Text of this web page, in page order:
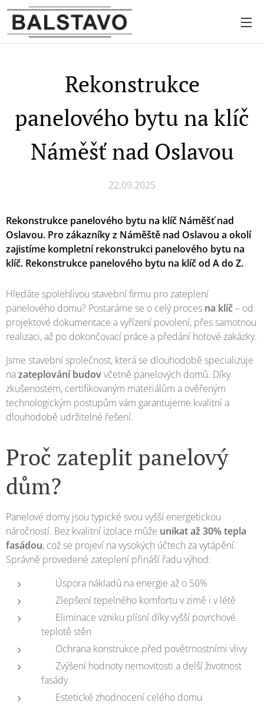
Rekonstrukce
panelového bytu na klíč
Náměšť nad Oslavou
22.09.2025
Rekonstrukce panelového bytu na klíč Náměšť nad
Oslavou. Pro zákazníky z Náměště nad Oslavou a okolí
zajistíme kompletní rekonstrukci panelového bytu na
klíč. Rekonstrukce panelového bytu na klíč od A do Z.
Hledáte spolehlivou stavební firmu pro zateplení
panelového domu? Postaráme se o celý proces na klíč– od
projektové dokumentace a vyřízení povolení, přes samotnou
realizaci, až po dokončovací práce a předání hotové zakázky.
Jsme stavební společnost, která se dlouhodobě specializuje
nazateplování budovvčetně panelových domů. Díky
zkušenostem, certifikovaným materiálům a ověřeným
technologickým postupům vám garantujeme kvalitní a
dlouhodobě udržitelné řešení.
Proč zateplit panelový
dům?
Panelové domy jsou typické svou vyšší energetickou
náročností. Bez kvalitní izolace může unikat až 30% tepla
fasádou, což se projeví na vysokých účtech za vytápění.
Správně provedené zateplení přináší řadu výhod:
🏠 Úspora nákladů na energie až o 50%
🏠 Zlepšení tepelného komfortu v zimě i v létě
🏠 Eliminace vzniku plísní díky vyšší povrchové
teplotě stěn
🏠 Ochrana konstrukce před povětrnostními vlivy
🏠 Zvýšení hodnoty nemovitosti a delší životnost
fasády
🏠 Estetické zhodnocení celého domu